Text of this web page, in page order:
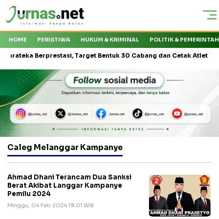
HOME PERISTIWA HUKUM & KRIMINAL POLITIK &
Berprestasi, Target Bentuk 30 Cabang dan Cetak Atlet Nasional
Caleg Melanggar Kampanye
Ahmad Dhani Terancam Dua Sanksi
Berat Akibat Langgar Kampanye
Pemilu 2024
Minggu, 04 Feb 2024 19:01 WIB